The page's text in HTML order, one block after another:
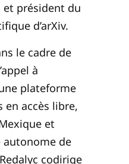
et président du
d’arXiv.
le cadre de
à
plateforme
en accès libre,
et
autonome de
codirige